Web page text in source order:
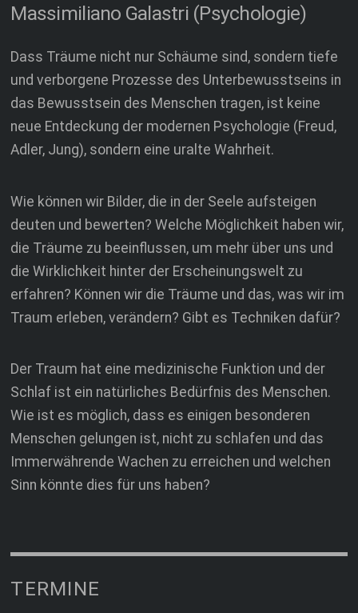
Massimiliano Galastri (Psychologie)
Dass Träume nicht nur Schäume sind, sondern tiefe
und verborgene Prozesse des Unterbewusstseins in
das Bewusstsein des Menschen tragen, ist keine
neue Entdeckung der modernen Psychologie (Freud,
Adler, Jung), sondern eine uralte Wahrheit.
Wie können wir Bilder, die in der Seele aufsteigen
deuten und bewerten? Welche Möglichkeit haben wir,
die Träume zu beeinflussen, um mehr über uns und
die Wirklichkeit hinter der Erscheinungswelt zu
erfahren? Können wir die Träume und das, was wir im
Traum erleben, verändern? Gibt es Techniken dafür?
Der Traum hat eine medizinische Funktion und der
Schlaf ist ein natürliches Bedürfnis des Menschen.
Wie ist es möglich, dass es einigen besonderen
Menschen gelungen ist, nicht zu schlafen und das
Immerwährende Wachen zu erreichen und welchen
Sinn könnte dies für uns haben?
TERMINE